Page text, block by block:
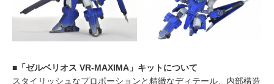
■「ゼルベリオス VR-MAXIMA」キットについて
スタイリッシュなプロポーションと精緻なディテール、内部構造